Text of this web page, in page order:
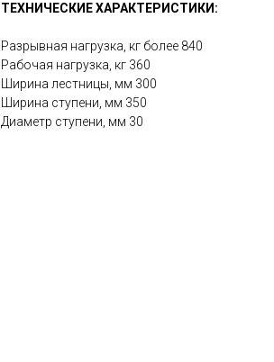
ТЕХНИЧЕСКИЕ ХАРАКТЕРИСТИКИ:
Разрывная нагрузка, кг более 840
Рабочая нагрузка, кг 360
Ширина лестницы, мм 300
Ширина ступени, мм 350
Диаметр ступени, мм 30